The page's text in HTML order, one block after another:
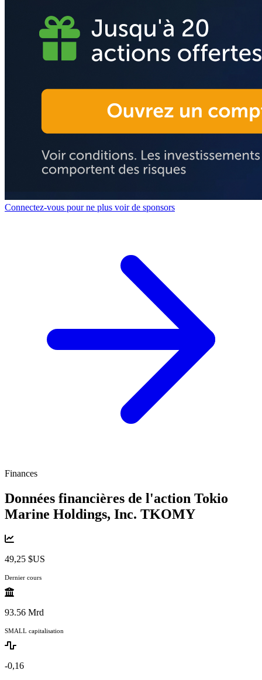
Connectez-vous pour ne plus voir de sponsors
Finances
Données financières de l'action Tokio
Marine Holdings, Inc. TKOMY
49,25 $US
Dernier cours
93.56 Mrd
SMALL capitalisation
-0,16